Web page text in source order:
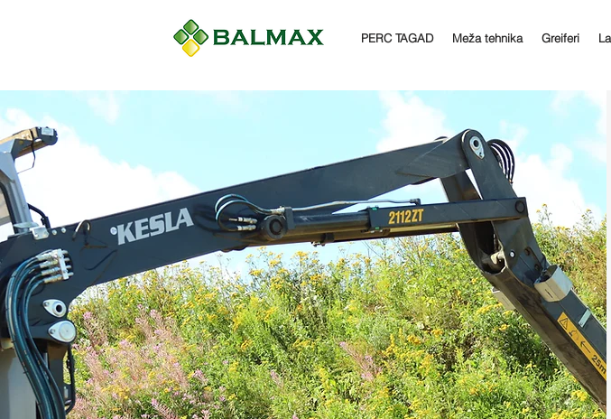
PERC TAGAD Meža tehnika Greiferi